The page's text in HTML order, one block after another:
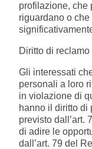
profilazione, che
riguardano o
Diritto di reclamo
Gli interessati
personali a loro
in violazione di
hanno il diritto di
previsto dall’art.
di adire le
dall’art. 79 del